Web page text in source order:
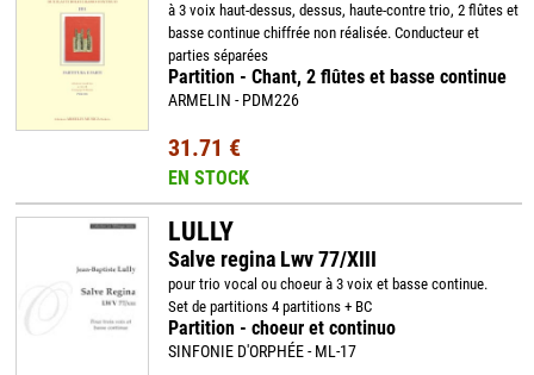
à 3 voix haut-dessus, dessus, haute-contre trio, 2 flûtes et
basse continue chiffrée non réalisée. Conducteur et
parties séparées
Partition - Chant, 2 flûtes et basse continue
ARMELIN - PDM226
31.71 €
EN STOCK
LULLY
Salve regina Lwv 77/XIII
pour trio vocal ou choeur à 3 voix et basse continue.
Set de partitions 4 partitions + BC
Partition - choeur et continuo
SINFONIE D'ORPHÉE - ML-17